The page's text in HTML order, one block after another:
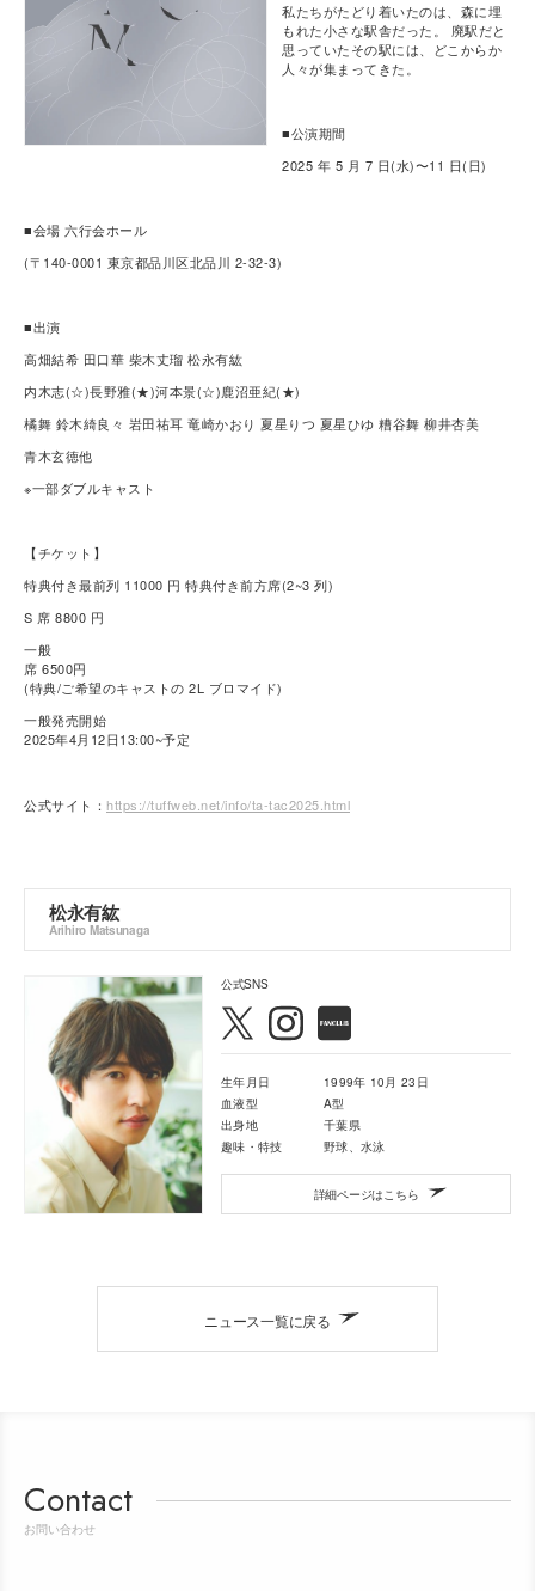
私たちがたどり着いたのは、森に埋
もれた小さな駅舎だった。 廃駅だと
思っていたその駅には、どこからか
人々が集まってきた。
■公演期間
2025 年 5 月 7 日(水)〜11 日(日)
■会場 六行会ホール
(〒140-0001 東京都品川区北品川 2-32-3)
■出演
高畑結希 田口華 柴木丈瑠 松永有紘
内木志(☆)長野雅(★)河本景(☆)鹿沼亜紀(★)
橘舞 鈴木綺良々 岩田祐耳 竜崎かおり 夏星りつ 夏星ひゆ 糟谷舞 柳井杏美
青木玄徳他
※一部ダブルキャスト
【チケット】
特典付き最前列 11000 円 特典付き前方席(2~3 列)
S 席 8800 円
一般
席 6500円
(特典/ご希望のキャストの 2L ブロマイド)
一般発売開始
2025年4月12日13:00~予定
公式サイト： https://tuffweb.net/info/ta-tac2025.html
松永有紘
Arihiro Matsunaga
公式SNS
生年月日
1999年 10月 23日
血液型
A型
出身地
千葉県
趣味・特技
野球、⽔泳
詳細ページはこちら
ニュース一覧に戻る
Contact
お問い合わせ